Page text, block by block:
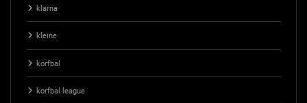
klarna
kleine
korfbal
korfbal league